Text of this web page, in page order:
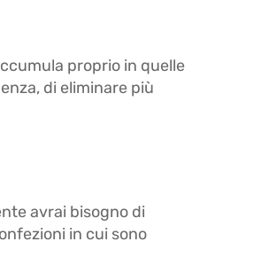
proprio in quelle
di eliminare più
avrai bisogno di
in cui sono